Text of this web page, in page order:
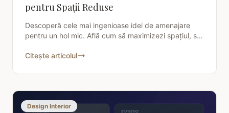
pentru Spații Reduse
Descoperă cele mai ingenioase idei de amenajare
pentru un hol mic. Află cum să maximizezi spațiul, să
Citește articolul
Design Interior